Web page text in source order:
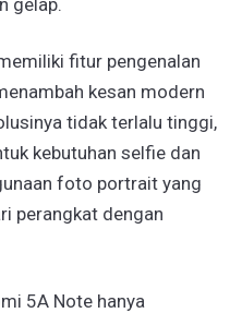
fitur pengenalan
kesan modern
tidak terlalu tinggi,
kebutuhan selfie dan
foto portrait yang
perangkat dengan
5A Note hanya